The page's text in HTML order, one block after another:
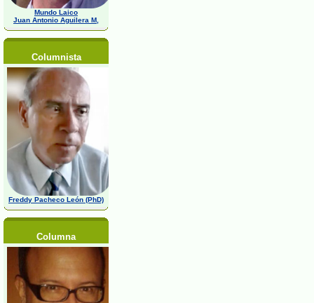
Mundo Laico
Juan Antonio Aguilera M,
Columnista
Freddy Pacheco León (PhD)
Columna